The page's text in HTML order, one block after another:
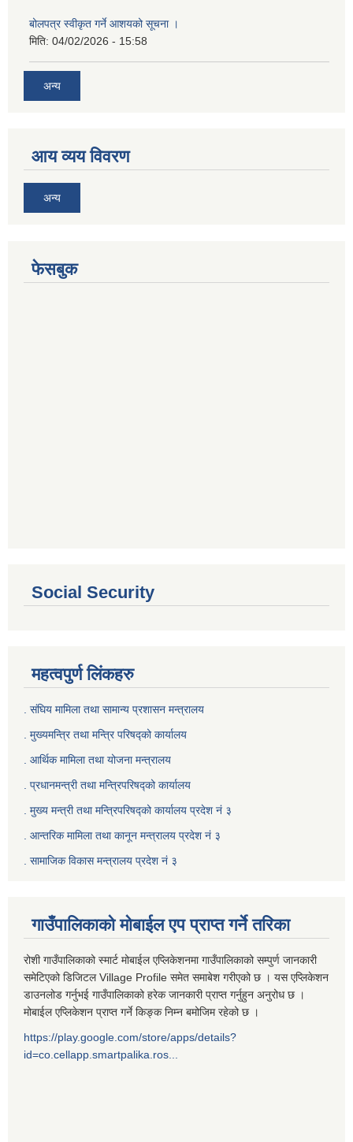
बोलपत्र स्वीकृत गर्ने आशयको सूचना ।
मिति: 04/02/2026 - 15:58
अन्य
आय व्यय विवरण
अन्य
फेसबुक
Social Security
महत्वपुर्ण लिंकहरु
. संघिय मामिला तथा सामान्य प्रशासन मन्त्रालय
. मुख्यमन्त्रि तथा मन्त्रि परिषद्को कार्यालय
. आर्थिक मामिला तथा योजना मन्त्रालय
. प्रधानमन्त्री तथा मन्त्रिपरिषद्को कार्यालय
मुख्य मन्त्री तथा मन्त्रिपरिषद्को कार्यालय प्रदेश नं ३
आन्तरिक मामिला तथा कानून मन्त्रालय प्रदेश नं ३
सामाजिक विकास मन्त्रालय प्रदेश नं ३
गाउँपालिकाको मोबाईल एप प्राप्त गर्ने तरिका
रोशी गाउँपालिकाको स्मार्ट मोबाईल एप्लिकेशनमा गाउँपालिकाको सम्पुर्ण जानकारी
समेटिएको डिजिटल Village Profile समेत समाबेश गरीएको छ । यस एप्लिकेशन
डाउनलोड गर्नुभई गाउँपालिकाको हरेक जानकारी प्राप्त गर्नुहुन अनुरोध छ ।
मोबाईल एप्लिकेशन प्राप्त गर्ने किङ्क निम्न बमोजिम रहेको छ ।
https://play.google.com/store/apps/details?
id=co.cellapp.smartpalika.ros...